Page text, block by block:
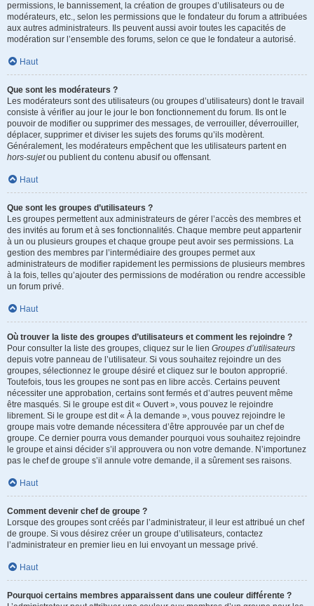
permissions, le bannissement, la création de groupes d’utilisateurs ou de
modérateurs, etc., selon les permissions que le fondateur du forum a attribuées
aux autres administrateurs. Ils peuvent aussi avoir toutes les capacités de
modération sur l’ensemble des forums, selon ce que le fondateur a autorisé.
Haut
Que sont les modérateurs ?
Les modérateurs sont des utilisateurs (ou groupes d’utilisateurs) dont le travail
consiste à vérifier au jour le jour le bon fonctionnement du forum. Ils ont le
pouvoir de modifier ou supprimer des messages, de verrouiller, déverrouiller,
déplacer, supprimer et diviser les sujets des forums qu’ils modèrent.
Généralement, les modérateurs empêchent que les utilisateurs partent en
hors-sujetou publient du contenu abusif ou offensant.
Haut
Que sont les groupes d’utilisateurs ?
Les groupes permettent aux administrateurs de gérer l’accès des membres et
des invités au forum et à ses fonctionnalités. Chaque membre peut appartenir
à un ou plusieurs groupes et chaque groupe peut avoir ses permissions. La
gestion des membres par l’intermédiaire des groupes permet aux
administrateurs de modifier rapidement les permissions de plusieurs membres
à la fois, telles qu’ajouter des permissions de modération ou rendre accessible
un forum privé.
Haut
Où trouver la liste des groupes d’utilisateurs et comment les rejoindre ?
Pour consulter la liste des groupes, cliquez sur le lien Groupes d’utilisateurs
depuis votre panneau de l’utilisateur. Si vous souhaitez rejoindre un des
groupes, sélectionnez le groupe désiré et cliquez sur le bouton approprié.
Toutefois, tous les groupes ne sont pas en libre accès. Certains peuvent
nécessiter une approbation, certains sont fermés et d’autres peuvent même
être masqués. Si le groupe est dit « Ouvert », vous pouvez le rejoindre
librement. Si le groupe est dit « À la demande », vous pouvez rejoindre le
groupe mais votre demande nécessitera d’être approuvée par un chef de
groupe. Ce dernier pourra vous demander pourquoi vous souhaitez rejoindre
le groupe et ainsi décider s’il approuvera ou non votre demande. N’importunez
pas le chef de groupe s’il annule votre demande, il a sûrement ses raisons.
Haut
Comment devenir chef de groupe ?
Lorsque des groupes sont créés par l’administrateur, il leur est attribué un chef
de groupe. Si vous désirez créer un groupe d’utilisateurs, contactez
l’administrateur en premier lieu en lui envoyant un message privé.
Haut
Pourquoi certains membres apparaissent dans une couleur différente ?